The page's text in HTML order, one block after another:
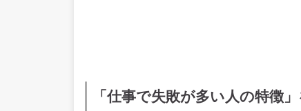
「仕事で失敗が多い人の特徴